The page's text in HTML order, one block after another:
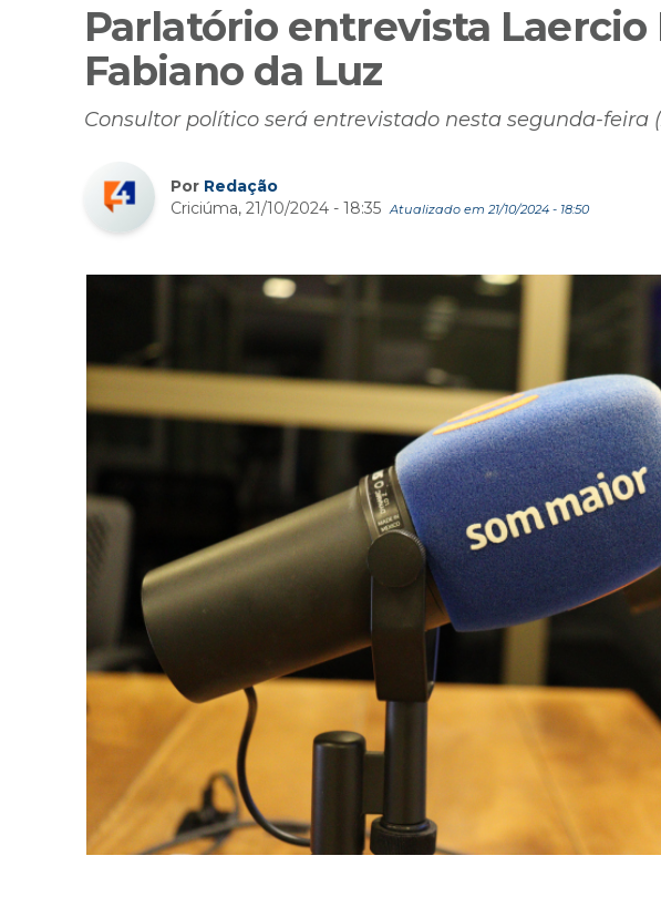
Parlatório entrevista Laercio
Fabiano da Luz
Consultor político será entrevistado nesta segunda-feira
Por Redação
Criciúma, 21/10/2024 - 18:35 Atualizado em 21/10/2024 - 18:50